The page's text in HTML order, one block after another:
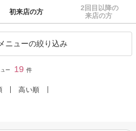
初来店の方
2回目以降の
来店の方
メニューの絞り込み
閉じる
ュー 19 件
高い順